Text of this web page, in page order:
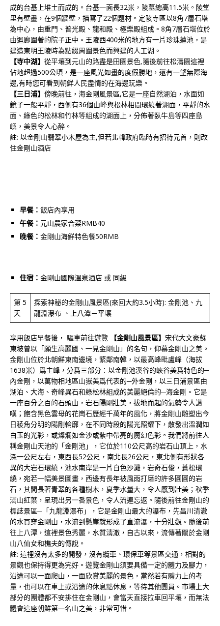
成的台基上堆土而成的。台基一面長32米，陵墓總高11.5米。陵堂
里有壁畫，在9個牆壁，描寫了22個題材。定陵寺區以8角7層石塔
為中心，由重門、普光殿、龍和殿、極樂殿組成。8角7層石塔位於
由迴廊圍著的院子正中。王陵西400米的地方有一片珍珠蓮池，是
建造東明王陵時為點綴周圍景色而興建的人工湖。
【寺中湖】 從平壤到元山的路盡是田園景色,隨後前往松濤園這裡
佔地超過500公頃，是一座風光如畫的度假勝地，還有一望無際海
邊,有時您可看到朝鮮人民盡情的在海邊玩樂。
【三日浦】 傍晚前往，海金剛風景區,它是一座自然湖泊，水面如
鏡子一般平靜，西側有36個山峰與松林相間環繞著湖面，平靜的水
面、綠色的松林和竹林等組成的湖面上，分佈著臥牛島等四座島
嶼，美景令人心醉。
註: 以金剛山翡翠小木屋為主,但若北韓政府臨時有招待元首，則改
住金剛山酒店
早餐： 飯店內享用
午餐： 元山農家合菜RMB40
晚餐： 金剛山海鮮特色餐50RMB
住宿： 金剛山國際溫泉酒店 或 同級
第 5
天
探索神秘的金剛山風景區(來回大約3.5小時): 金剛池、九
龍淵瀑布 、上八潭－平壤
享用飯店早餐後， 驅車前往遊覽 【金剛山風景區】 宋代大文豪蘇
東坡曾以「願生高麗國、一見金剛山」的名句，仰慕金剛山之美。
金剛山位於北朝鮮東南邊境，緊鄰南韓，以最高峰毗盧峰（海拔
1638米）爲主峰，分爲三部分：以金剛池溪谷的峽谷美爲特色的─
內金剛，以萬物相地區山嶽美爲代表的─外金剛，以三日浦景區由
湖泊、大海、奇峰異石和綠松林組成的美麗絕倫的─海金剛。它是
一座百分之百的石頭山，岩石陽剛壯美，拔地而起的氣勢令人讚
嘆；飽含黑色雲母的花崗石歷經千萬年的風化，將金剛山雕塑出今
日稜角分明的陽剛輪廓，在不同時段的陽光照耀下，散發出溫潤如
白玉的光彩，或燦爛如金沙或紫中帶亮的魔幻色彩。我們將前往人
稱金剛山天池的「金剛池」，它位於110公尺高的岩石山頂上，水
深一公尺左右，東西長52公尺，南北長26公尺，東北側有形狀各
異的大岩石環繞，池水南岸是一片白色沙灘，岩奇石俊，蒼松環
繞，宛若一幅美景圖畫，西邊有長年被風雨打磨的許多圓圓的岩
石，其間長著青翠的各種樹木，夏季水量大，令人感到壯美；秋季
滿山紅葉，呈現出另一番景色，令人流連忘返。隨後前往金剛山的
標誌景區─「九龍淵瀑布」，它是金剛山最大的瀑布，先昌川清澈
的水貫穿金剛山，水流到懸崖就形成了直流瀑，十分壯觀。隨後前
往上八潭，這裡景色秀麗，水質淸澈，自古以來，流傳著關於金剛
山八仙女和樵夫的傳說。
註: 這裡沒有太多的開發，沒有纜車、環保車等景區交通，相對的
景觀也保持得更為完好。遊覽金剛山須要具備一定的體力及腳力，
沿途可以一面爬山，一面欣賞美麗的景色，當然若有體力上的考
量，也可以在車上或沿途的休息點休息，等待其他團員。市場上大
部分的團體都不安排住在金剛山，會當天直接拉車回平壤，而無法
體會這座朝鮮第一名山之美，非常可惜。